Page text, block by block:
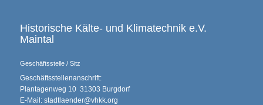
Historische Kälte- und Klimatechnik e.V.
Maintal
Geschäftsstelle / Sitz
Geschäftsstellenanschrift:
Plantagenweg 10 31303 Burgdorf
E-Mail: stadtlaender@vhkk.org